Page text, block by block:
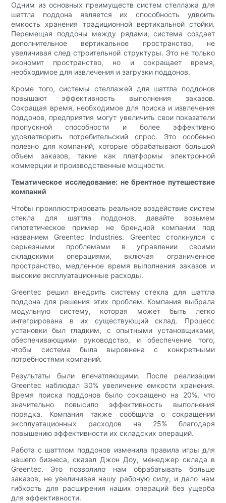
Одним из основных преимуществ систем стеллажа для
шаттла поддона является их способность удвоить
емкость хранения традиционной вертикальной стойки.
Перемещая поддоны между рядами, система создает
дополнительное вертикальное пространство, не
увеличивая след строительной структуры. Это не только
экономит пространство, но и сокращает время,
необходимое для извлечения и загрузки поддонов.
Кроме того, системы стеллажей для шаттла поддонов
повышают эффективность выполнения заказов.
Сокращая время, необходимое для поиска и извлечения
поддонов, предприятия могут увеличить свои показатели
пропускной способности и более эффективно
удовлетворить потребительский спрос. Это особенно
полезно для компаний, которые обрабатывают большой
объем заказов, такие как платформы электронной
коммерции и производственные мощности.
Тематическое исследование: не брентное путешествие
компаний
Чтобы проиллюстрировать реальное воздействие систем
стекла для шаттла поддонов, давайте возьмем
гипотетическое пример не брендной компании под
названием Greentec Industries. Greentec столкнулся с
серьезными проблемами в управлении своими
складскими операциями, включая ограниченное
пространство, медленное время выполнения заказов и
высокие эксплуатационные расходы.
Greentec решил внедрить систему стекла для шаттла
поддона для решения этих проблем. Компания выбрала
модульную систему, которая может быть легко
интегрирована в их существующий склад. Процесс
установки был гладким, с опытными установщиками,
обеспечивающими руководство, и обеспечение того,
чтобы система была выровнена с конкретными
потребностями компаний.
Результаты были впечатляющими. После реализации
Greentec наблюдал 30% увеличение емкости хранения.
Время поиска поддонов было сокращено на 20%, что
значительно повысило эффективность выполнения
порядка. Компания также сообщила о сокращении
эксплуатационных расходов на 25% благодаря
повышению эффективности их складских операций.
Работа с шаттлом поддонов изменила правила игры для
нашего бизнеса, сказал Джон Доу, менеджер склада в
Greentec. Это позволило нам обрабатывать больше
заказов, не увеличивая нашу рабочую силу, и дало нам
гибкость для расширения наших операций без ущерба
для эффективности.